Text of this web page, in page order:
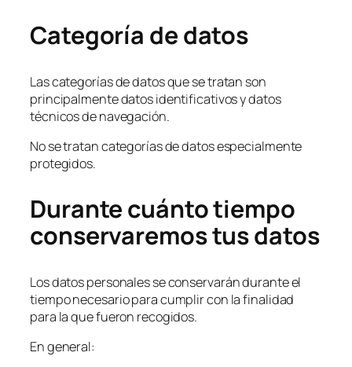
Categoría de datos
Las categorías de datos que se tratan son
principalmente datos identificativos y datos
técnicos de navegación.
No se tratan categorías de datos especialmente
protegidos.
Durante cuánto tiempo
conservaremos tus datos
Los datos personales se conservarán durante el
tiempo necesario para cumplir con la finalidad
para la que fueron recogidos.
En general: